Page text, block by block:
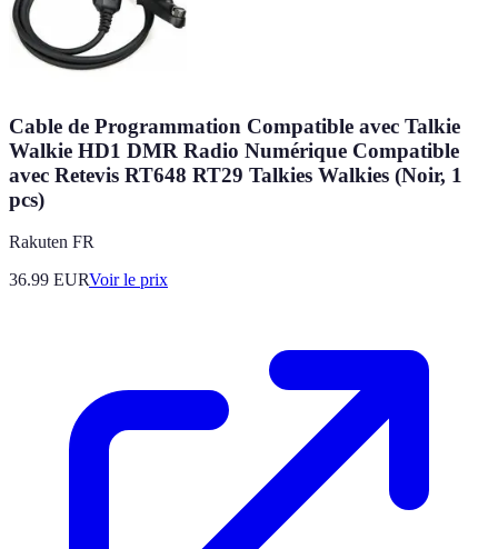
Cable de Programmation Compatible avec Talkie
Walkie HD1 DMR Radio Numérique Compatible
avec Retevis RT648 RT29 Talkies Walkies (Noir, 1
pcs)
Rakuten FR
36.99 EURVoir le prix